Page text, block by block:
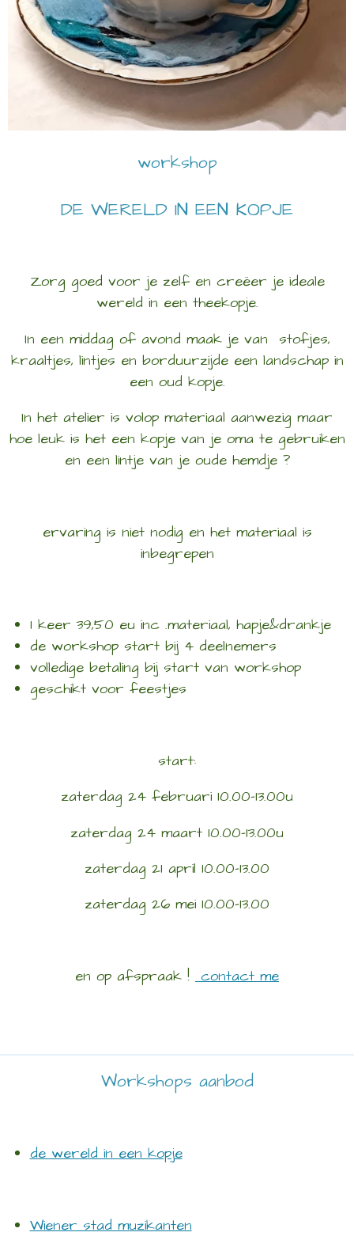
workshop
DE WERELD IN EEN KOPJE
Zorg goed voor je zelf en creëer je ideale
wereld in een theekopje.
In een middag of avond maak je van stofjes,
kraaltjes, lintjes en borduurzijde een landschap in
een oud kopje.
In het atelier is volop materiaal aanwezig maar
hoe leuk is het een kopje van je oma te gebruiken
en een lintje van je oude hemdje ?
ervaring is niet nodig en het materiaal is
inbegrepen
1 keer 39,50 eu inc .materiaal, hapje&drankje
de workshop start bij 4 deelnemers
volledige betaling bij start van workshop
geschikt voor feestjes
start:
zaterdag 24 februari 10.00-13.00u
zaterdag 24 maart 10.00-13.00u
zaterdag 21 april 10.00-13.00
zaterdag 26 mei 10.00-13.00
en op afspraak ! contact me
Workshops aanbod
de wereld in een kopje
Wiener stad muzikanten